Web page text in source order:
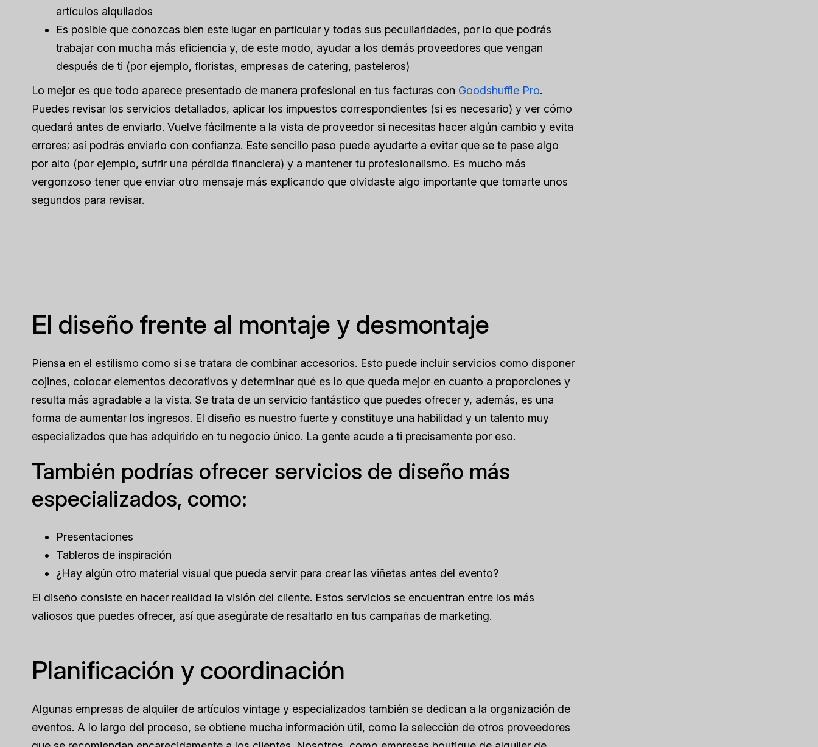
artículos alquilados
Es posible que conozcas bien este lugar en particular y todas sus peculiaridades, por lo que podrás
trabajar con mucha más eficiencia y, de este modo, ayudar a los demás proveedores que vengan
después de ti (por ejemplo, floristas, empresas de catering, pasteleros)
Lo mejor es que todo aparece presentado de manera profesional en tus facturas con Goodshuffle Pro.
Puedes revisar los servicios detallados, aplicar los impuestos correspondientes (si es necesario) y ver cómo
quedará antes de enviarlo. Vuelve fácilmente a la vista de proveedor si necesitas hacer algún cambio y evita
errores; así podrás enviarlo con confianza. Este sencillo paso puede ayudarte a evitar que se te pase algo
por alto (por ejemplo, sufrir una pérdida financiera) y a mantener tu profesionalismo. Es mucho más
vergonzoso tener que enviar otro mensaje más explicando que olvidaste algo importante que tomarte unos
segundos para revisar.
El diseño frente al montaje y desmontaje
Piensa en el estilismo como si se tratara de combinar accesorios. Esto puede incluir servicios como disponer
cojines, colocar elementos decorativos y determinar qué es lo que queda mejor en cuanto a proporciones y
resulta más agradable a la vista. Se trata de un servicio fantástico que puedes ofrecer y, además, es una
forma de aumentar los ingresos. El diseño es nuestro fuerte y constituye una habilidad y un talento muy
especializados que has adquirido en tu negocio único. La gente acude a ti precisamente por eso.
También podrías ofrecer servicios de diseño más
especializados, como:
Presentaciones
Tableros de inspiración
¿Hay algún otro material visual que pueda servir para crear las viñetas antes del evento?
El diseño consiste en hacer realidad la visión del cliente. Estos servicios se encuentran entre los más
valiosos que puedes ofrecer, así que asegúrate de resaltarlo en tus campañas de marketing.
Planificación y coordinación
Algunas empresas de alquiler de artículos vintage y especializados también se dedican a la organización de
eventos. A lo largo del proceso, se obtiene mucha información útil, como la selección de otros proveedores